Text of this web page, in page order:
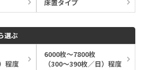
床置タイプ
選ぶ
程度
6000枚～7800枚
（300～390枚／日）程度